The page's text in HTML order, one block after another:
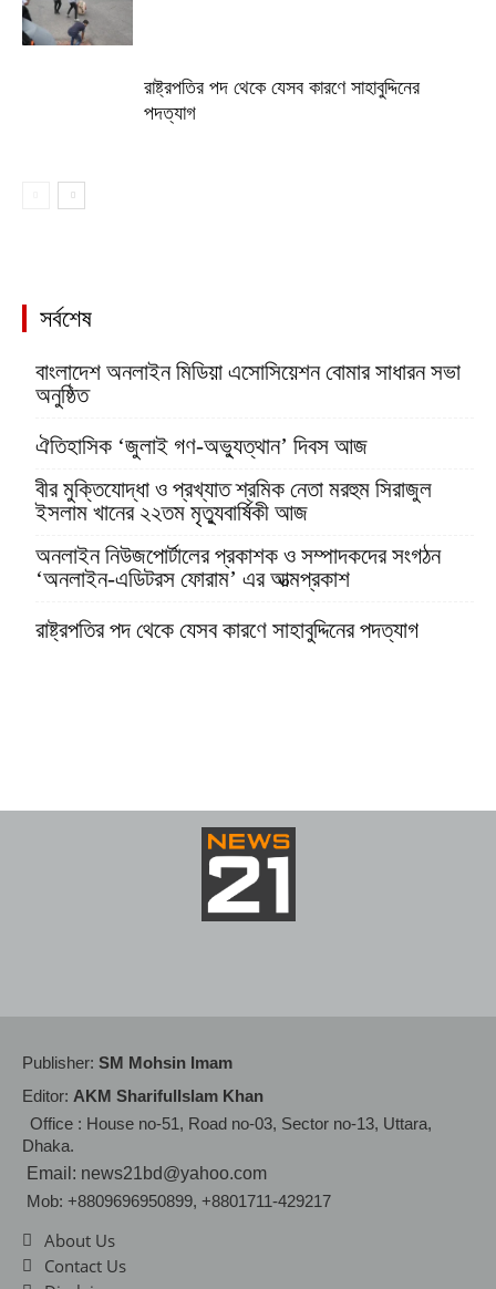
রাষ্ট্রপতির পদ থেকে যেসব কারণে সাহাবুদ্দিনের
পদত্যাগ
সর্বশেষ
বাংলাদেশ অনলাইন মিডিয়া এসোসিয়েশন বোমার সাধারন সভা
অনুষ্ঠিত
ঐতিহাসিক ‘জুলাই গণ-অভ্যুত্থান’ দিবস আজ
বীর মুক্তিযোদ্ধা ও প্রখ্যাত শ্রমিক নেতা মরহুম সিরাজুল
ইসলাম খানের ২২তম মৃত্যুবার্ষিকী আজ
অনলাইন নিউজপোর্টালের প্রকাশক ও সম্পাদকদের সংগঠন
‘অনলাইন-এডিটরস ফোরাম’ এর আত্মপ্রকাশ
রাষ্ট্রপতির পদ থেকে যেসব কারণে সাহাবুদ্দিনের পদত্যাগ
Publisher: SM Mohsin Imam
Editor: AKM SharifulIslam Khan
Office : House no-51, Road no-03, Sector no-13, Uttara,
Dhaka.
Email: news21bd@yahoo.com
Mob: +8809696950899, +8801711-429217
About Us
Contact Us